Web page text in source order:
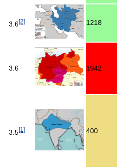
3.6[2] 1218
3.6 1942
3.5[1] 400